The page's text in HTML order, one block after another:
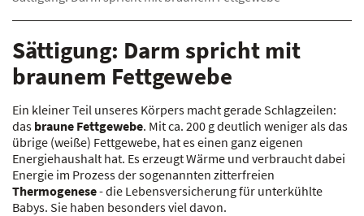
Sättigung: Darm spricht mit
braunem Fettgewebe
Ein kleiner Teil unseres Körpers macht gerade Schlagzeilen:
das braune Fettgewebe. Mit ca. 200 g deutlich weniger als das
übrige (weiße) Fettgewebe, hat es einen ganz eigenen
Energiehaushalt hat. Es erzeugt Wärme und verbraucht dabei
Energie im Prozess der sogenannten zitterfreien
Thermogenese- die Lebensversicherung für unterkühlte
Babys. Sie haben besonders viel davon.